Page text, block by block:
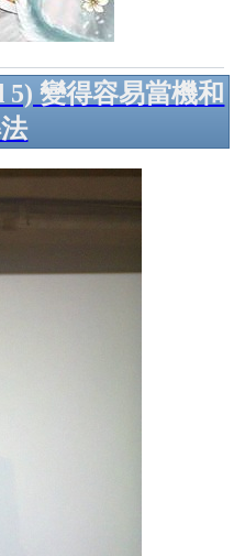
變得容易當機和